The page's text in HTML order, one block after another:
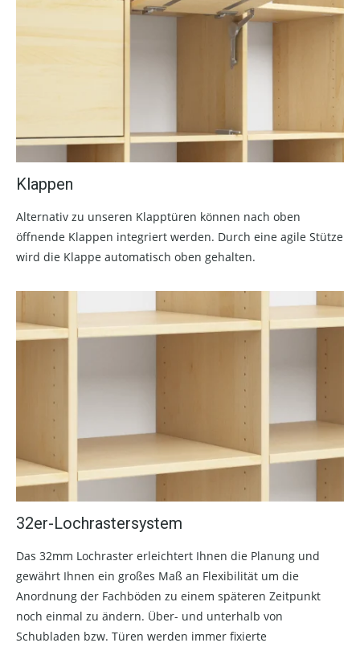
Klappen
Alternativ zu unseren Klapptüren können nach oben
öffnende Klappen integriert werden. Durch eine agile Stütze
wird die Klappe automatisch oben gehalten.
32er-Lochrastersystem
Das 32mm Lochraster erleichtert Ihnen die Planung und
gewährt Ihnen ein großes Maß an Flexibilität um die
Anordnung der Fachböden zu einem späteren Zeitpunkt
noch einmal zu ändern. Über- und unterhalb von
Schubladen bzw. Türen werden immer fixierte